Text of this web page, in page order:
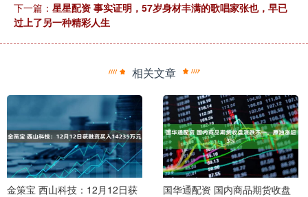
下一篇： 星星配资 事实证明，57岁身材丰满的歌唱家张也，早已
过上了另一种精彩人生
相关文章
金策宝 西山科技：12月12日获
国华通配资 国内商品期货收盘